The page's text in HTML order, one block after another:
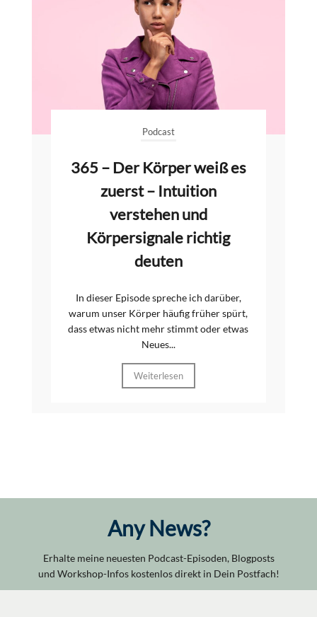
Podcast
365 – Der Körper weiß es
zuerst – Intuition
verstehen und
Körpersignale richtig
deuten
In dieser Episode spreche ich darüber,
warum unser Körper häufig früher spürt,
dass etwas nicht mehr stimmt oder etwas
Neues...
Weiterlesen
Any News?
Erhalte meine neuesten Podcast-Episoden, Blogposts
und Workshop-Infos kostenlos direkt in Dein Postfach!